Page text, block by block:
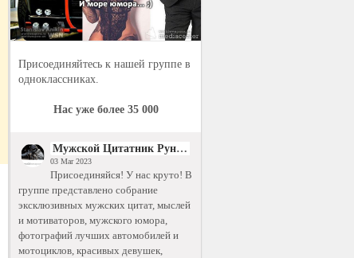
Присоединяйтесь к нашей группе в
одноклассниках.
Нас уже более 35 000
Мужской Цитатник Рунета
03 Mar 2023
Присоединяйся! У нас круто! В
группе представлено собрание
эксклюзивных мужских цитат, мыслей
и мотиваторов, мужского юмора,
фотографий лучших автомобилей и
мотоциклов, красивых девушек,